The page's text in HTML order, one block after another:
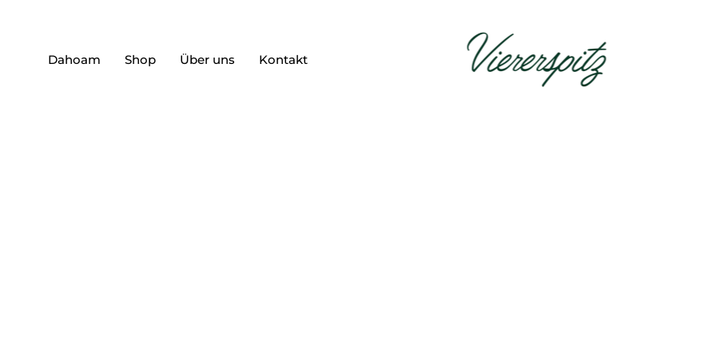
Dahoam Shop Über uns Kontakt